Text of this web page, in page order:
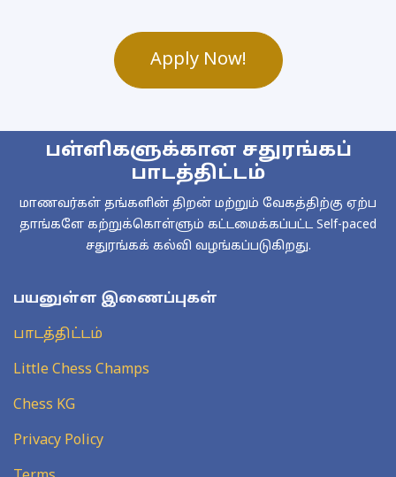
Apply Now!
பயனுள்ள இணைப்புகள்
பாடத்திட்டம்
Little Chess Champs
Chess KG
Privacy Policy
பள்ளிகளுக்கான சதுரங்கப்
பாடத்திட்டம்
மாணவர்கள் தங்களின் திறன் மற்றும் வேகத்திற்கு ஏற்ப
தாங்களே கற்றுக்கொள்ளும் கட்டமைக்கப்பட்ட Self-paced
சதுரங்கக் கல்வி வழங்கப்படுகிறது.